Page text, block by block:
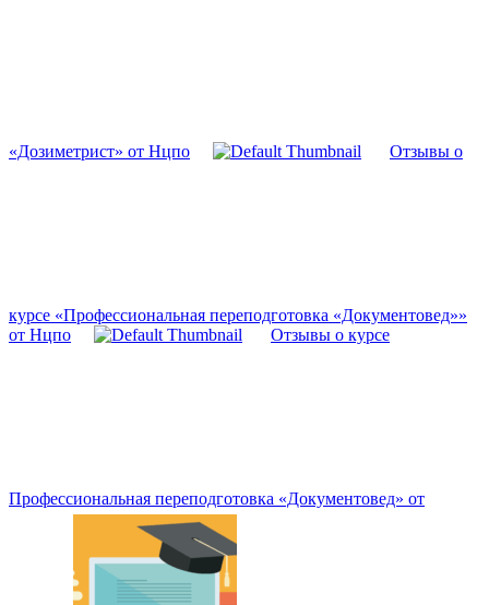
«Дозиметрист» от Нцпо Отзывы о
курсе «Профессиональная переподготовка «Документовед»»
от Нцпо
Отзывы о курсе
Профессиональная переподготовка «Документовед» от